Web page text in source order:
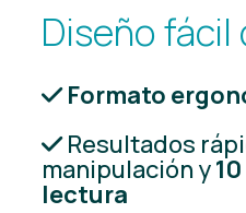
Diseño fácil
Formato
Resultados
manipulación y
lectura